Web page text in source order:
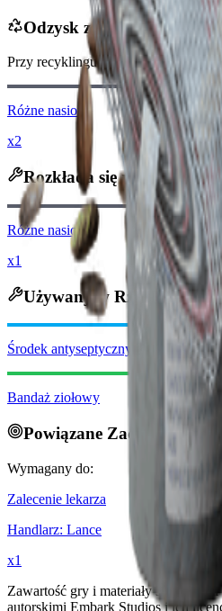
Odzysk z Recyklingu
Przy recyklingu otrzymasz -100 mniej
Różne nasiona
x2
Rozkłada się na
Różne nasiona
x1
Używany w Rzemiośle
Środek antyseptyczny
Bandaż ziołowy
Powiązane Zadania
Wymagany do:
Zalecenie lekarza
Handlarz: Lance
x1
Zawartość gry i materiały są
autorskimi Embark Studios i ich